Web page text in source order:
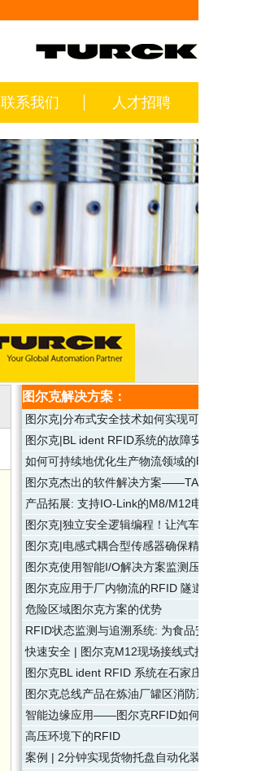
联系我们 人才招聘
图尔克解决方案：
图尔克|分布式安全技术如何实现可持续生产？
图尔克|BL ident RFID系统的故障安全识别如
如何可持续地优化生产物流领域的时间和成本
图尔克杰出的软件解决方案——TAS（ Turck
产品拓展: 支持IO-Link的M8/M12电容传感器
图尔克|独立安全逻辑编程！让汽车产线自动
图尔克|电感式耦合型传感器确保精确送料
图尔克使用智能I/O解决方案监测压纸机
图尔克应用于厂内物流的RFID 隧道机解决方
危险区域图尔克方案的优势
RFID状态监测与追溯系统: 为食品安全护航
快速安全 | 图尔克M12现场接线式接插件
图尔克BL ident RFID 系统在石家庄白沙卷烟
图尔克总线产品在炼油厂罐区消防系统中的应
智能边缘应用——图尔克RFID如何让汽车制造
高压环境下的RFID
案例 | 2分钟实现货物托盘自动化装载